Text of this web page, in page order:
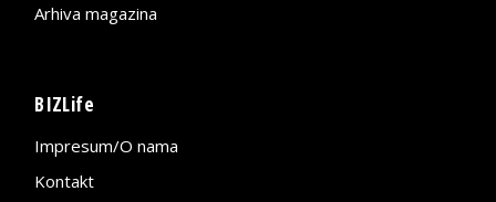
Arhiva magazina
BIZLife
Impresum/O nama
Kontakt